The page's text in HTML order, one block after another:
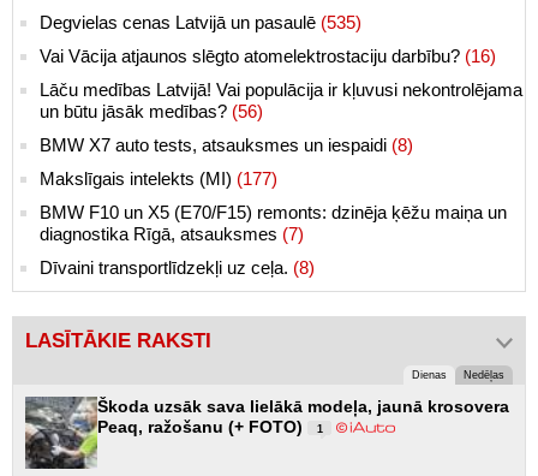
Degvielas cenas Latvijā un pasaulē (535)
Vai Vācija atjaunos slēgto atomelektrostaciju darbību? (16)
Lāču medības Latvijā! Vai populācija ir kļuvusi nekontrolējama
un būtu jāsāk medības? (56)
BMW X7 auto tests, atsauksmes un iespaidi (8)
Makslīgais intelekts (MI) (177)
BMW F10 un X5 (E70/F15) remonts: dzinēja ķēžu maiņa un
diagnostika Rīgā, atsauksmes (7)
Dīvaini transportlīdzekļi uz ceļa. (8)
LASĪTĀKIE RAKSTI
Dienas Nedēļas
Škoda uzsāk sava lielākā modeļa, jaunā krosovera
Peaq, ražošanu (+ FOTO)
1